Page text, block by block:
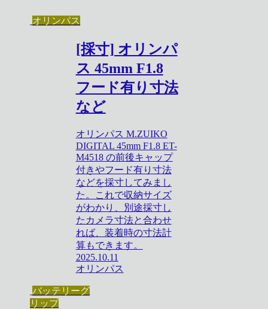
オリンパス
[採寸] オリンパ
ス 45mm F1.8
フード有り寸法
など
オリンパス M.ZUIKO
DIGITAL 45mm F1.8 ET-
M4518 の前後キャップ
付きやフード有り寸法
などを採寸してみまし
た。これで収納サイズ
がわかり、別途採寸し
たカメラ寸法と合わせ
れば、装着時の寸法計
算もできます。
2025.10.11
オリンパス
バッテリーグ
リップ